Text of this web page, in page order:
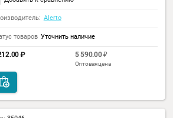
Для речевого оповещения небольших
открытых территорий, помещений с
высоким уровнем шума или
производственных помещений подходят
компактные громкоговорители HM-10P.
Добавить к сравнению
Производитель:
Статус товаров Уточнить наличие